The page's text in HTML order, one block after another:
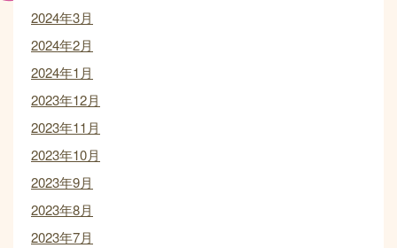
2024年3月
2024年2月
2024年1月
2023年12月
2023年11月
2023年10月
2023年9月
2023年8月
2023年7月